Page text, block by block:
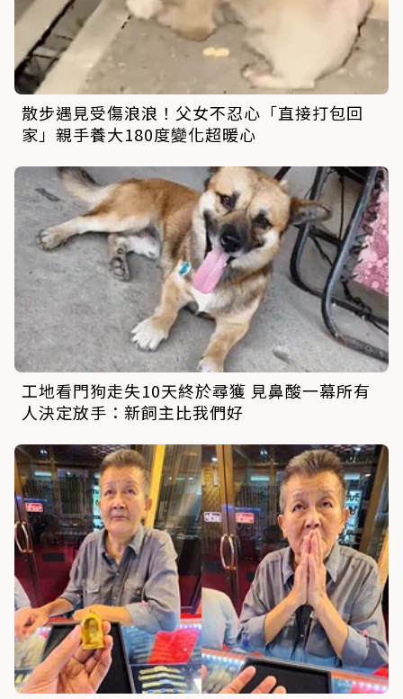
散步遇見受傷浪浪！父女不忍心「直接打包回
家」親手養大180度變化超暖心
工地看門狗走失10天終於尋獲 見鼻酸一幕所有
人決定放手：新飼主比我們好